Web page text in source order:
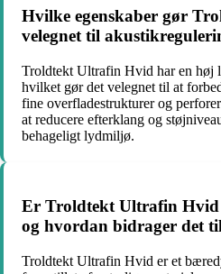
Hvilke egenskaber gør
velegnet til
Troldtekt Ultrafin Hvid har en høj
hvilket gør det velegnet til at
fine overfladestrukturer og
at reducere efterklang og
behageligt lydmiljø.
Er Troldtekt Ultrafin
og hvordan bidrager det
Troldtekt Ultrafin Hvid er et